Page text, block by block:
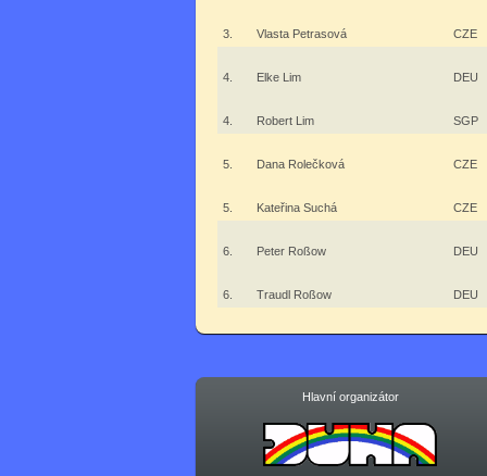
3. Vlasta Petrasová CZE
4. Elke Lim DEU
4. Robert Lim SGP
5. Dana Rolečková CZE
5. Kateřina Suchá CZE
6. Peter Roßow DEU
6. Traudl Roßow DEU
Hlavní organizátor